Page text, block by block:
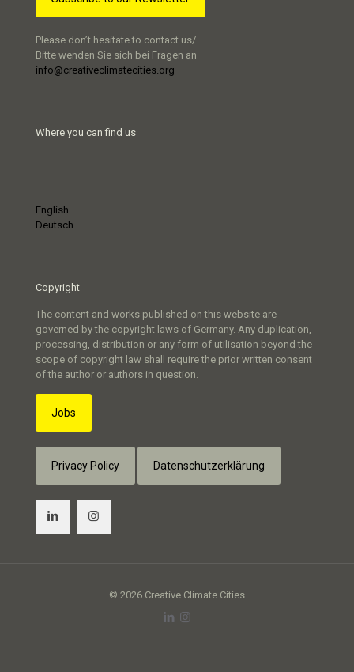
Please don’t hesitate to contact us/
Bitte wenden Sie sich bei Fragen an
info@creativeclimatecities.org
Where you can find us
English
Deutsch
Copyright
The content and works published on this website are
governed by the copyright laws of Germany. Any duplication,
processing, distribution or any form of utilisation beyond the
scope of copyright law shall require the prior written consent
of the author or authors in question.
Jobs
Privacy Policy Datenschutzerklärung
© 2026 Creative Climate Cities